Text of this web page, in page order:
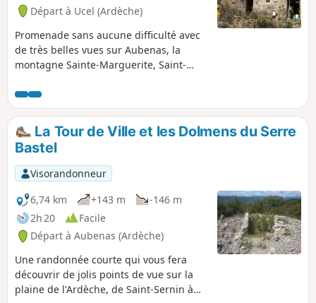
Départ à Ucel (Ardèche)
Promenade sans aucune difficulté avec
de très belles vues sur Aubenas, la
montagne Sainte-Marguerite, Saint-
l'Escrinet et le massif volcanique du
Coiron. Prenez votre temps pour vous
promener dans le vieux bourg fortifié du
Vieil Ucel et ne manquez pas de faire un
petit aller-retour jusqu'à la très belle
église de Saint-Julien-du-Serre.
La Tour de Ville et les Dolmens du Serre
Bastel
Visorandonneur
6,74 km
+143 m
-146 m
2h 20
Facile
Départ à Aubenas (Ardèche)
Une randonnée courte qui vous fera
découvrir de jolis points de vue sur la
plaine de l'Ardèche, de Saint-Sernin à